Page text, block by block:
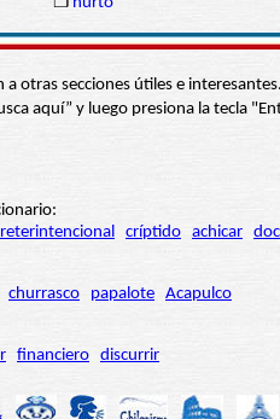
otras secciones útiles e
aquí” y luego presiona la
críptido achicar
churrasco papalote Acapulco
financiero discurrir